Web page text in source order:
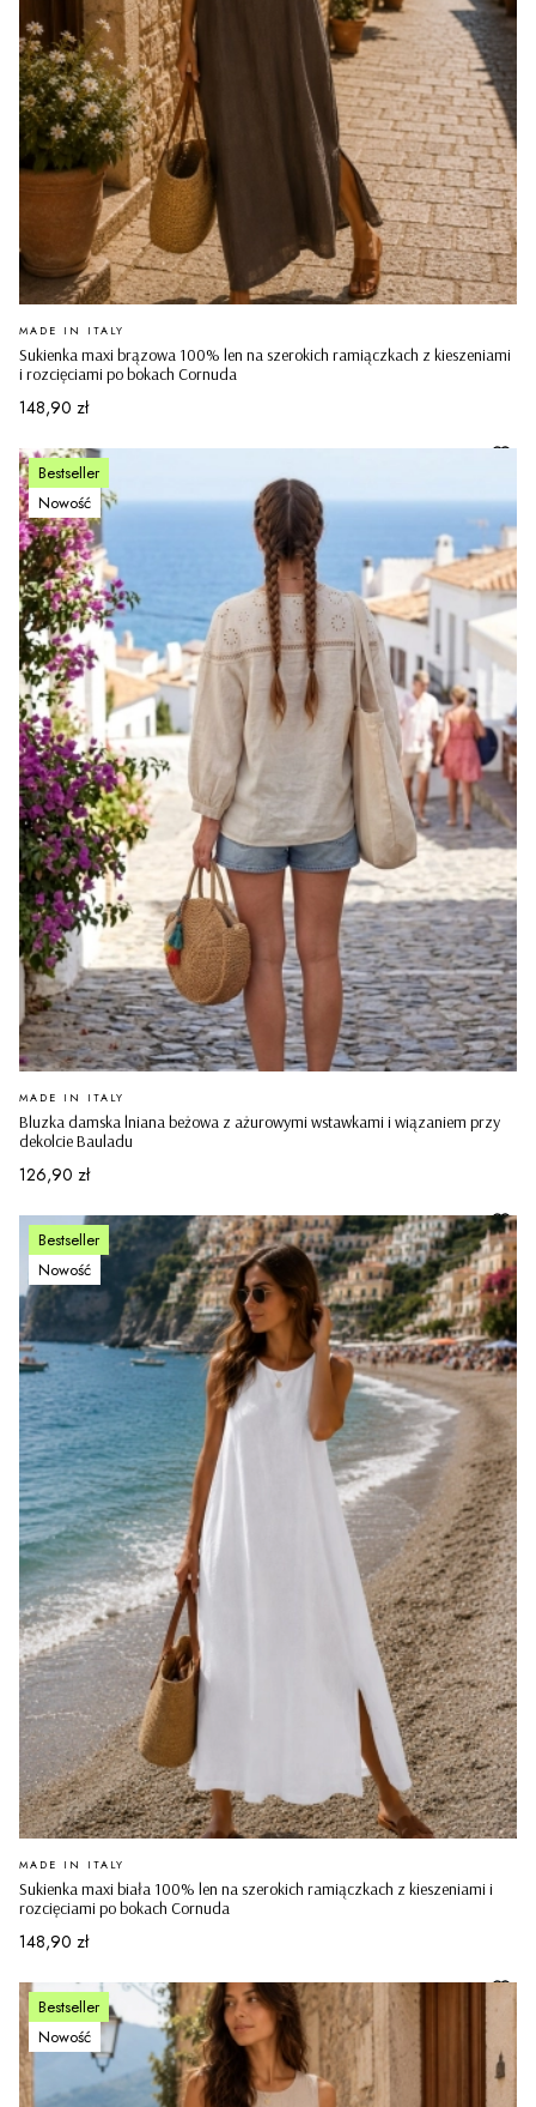
Sukienka maxi brązowa 100% len na szerokich ramiączkach z kieszeniami
i rozcięciami po bokach Cornuda
PRODUCENT
MADE IN ITALY
Cena
148,90 zł
Bestseller
Nowość
Bluzka damska lniana beżowa z ażurowymi wstawkami i wiązaniem przy
dekolcie Bauladu
PRODUCENT
MADE IN ITALY
Cena
126,90 zł
Bestseller
Nowość
Sukienka maxi biała 100% len na szerokich ramiączkach z kieszeniami i
rozcięciami po bokach Cornuda
PRODUCENT
MADE IN ITALY
Cena
148,90 zł
Bestseller
Nowość